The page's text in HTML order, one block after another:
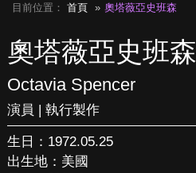
目前位置： 首頁 奧塔薇亞史班森
奧塔薇亞史班森
Octavia Spencer
演員 | 執行製作
生日：1972.05.25
出生地：美國